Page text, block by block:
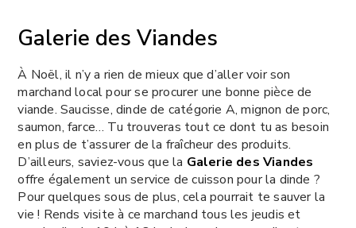
Galerie des Viandes
À Noël, il n’y a rien de mieux que d’aller voir son
marchand local pour se procurer une bonne pièce de
viande. Saucisse, dinde de catégorie A, mignon de porc,
saumon, farce… Tu trouveras tout ce dont tu as besoin
en plus de t’assurer de la fraîcheur des produits.
D’ailleurs, saviez-vous que la Galerie des Viandes
offre également un service de cuisson pour la dinde ?
Pour quelques sous de plus, cela pourrait te sauver la
vie ! Rends visite à ce marchand tous les jeudis et